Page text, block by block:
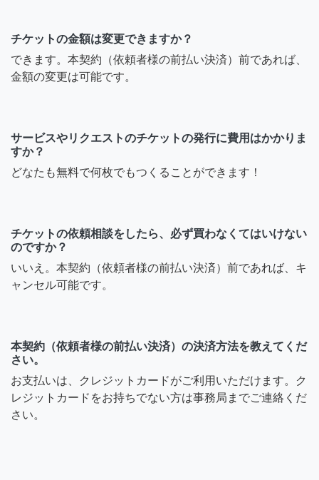
チケットの金額は変更できますか？
できます。本契約（依頼者様の前払い決済）前であれば、
金額の変更は可能です。
サービスやリクエストのチケットの発行に費用はかかりま
すか？
どなたも無料で何枚でもつくることができます！
チケットの依頼相談をしたら、必ず買わなくてはいけない
のですか？
いいえ。本契約（依頼者様の前払い決済）前であれば、キ
ャンセル可能です。
本契約（依頼者様の前払い決済）の決済方法を教えてくだ
さい。
お支払いは、クレジットカードがご利用いただけます。ク
レジットカードをお持ちでない方は事務局までご連絡くだ
さい。